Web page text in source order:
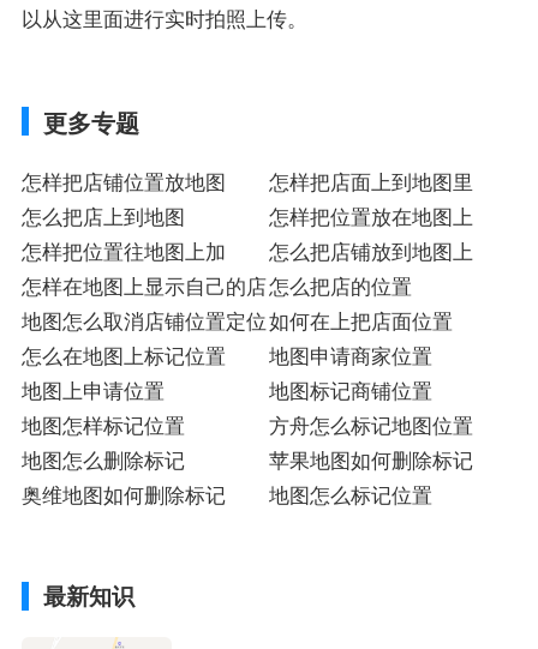
以从这里面进行实时拍照上传。
更多专题
怎样把店铺位置放地图
怎样把店面上到地图里
怎么把店上到地图
怎样把位置放在地图上
怎样把位置往地图上加
怎么把店铺放到地图上
怎样在地图上显示自己的店怎么把店的位置
地图怎么取消店铺位置定位如何在上把店面位置
怎么在地图上标记位置
地图申请商家位置
地图上申请位置
地图标记商铺位置
地图怎样标记位置
方舟怎么标记地图位置
地图怎么删除标记
苹果地图如何删除标记
奥维地图如何删除标记
地图怎么标记位置
最新知识